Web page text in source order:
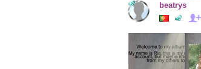
beatrys